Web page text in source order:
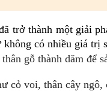
trở thành một giải
có nhiều giá trị
gỗ thành dăm để
cỏ voi, thân cây